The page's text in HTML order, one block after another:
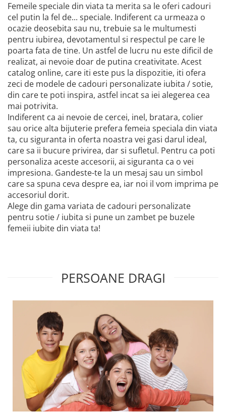
Femeile speciale din viata ta merita sa le oferi cadouri
cel putin la fel de... speciale. Indiferent ca urmeaza o
ocazie deosebita sau nu, trebuie sa le multumesti
pentru iubirea, devotamentul si respectul pe care le
poarta fata de tine. Un astfel de lucru nu este dificil de
realizat, ai nevoie doar de putina creativitate. Acest
catalog online, care iti este pus la dispozitie, iti ofera
zeci de modele de cadouri personalizate iubita / sotie,
din care te poti inspira, astfel incat sa iei alegerea cea
mai potrivita.
Indiferent ca ai nevoie de cercei, inel, bratara, colier
sau orice alta bijuterie prefera femeia speciala din viata
ta, cu siguranta in oferta noastra vei gasi darul ideal,
care sa ii bucure privirea, dar si sufletul. Pentru ca poti
personaliza aceste accesorii, ai siguranta ca o vei
impresiona. Gandeste-te la un mesaj sau un simbol
care sa spuna ceva despre ea, iar noi il vom imprima pe
accesoriul dorit.
Alege din gama variata de cadouri personalizate
pentru sotie / iubita si pune un zambet pe buzele
femeii iubite din viata ta!
PERSOANE DRAGI